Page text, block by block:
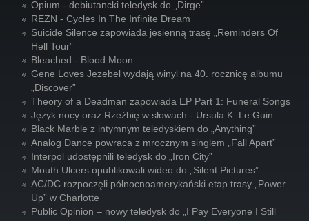
Opium - debiutancki teledysk do „Dirge”
REZN - Cycles In The Infinite Dream
Suicide Silence zapowiada jesienną trasę „Reminders Of
Hell Tour”
Bleached - Blood Moon
Gene Loves Jezebel wydają winyl na 40. rocznicę albumu
„Discover”
Theory of a Deadman zapowiada EP Part 1: Funeral Songs
Język nocy oraz Rzeźbię w słowach - Ursula K. Le Guin
Black Marble z intymnym teledyskiem do „Anything”
Analog Dance powraca z mrocznym singlem „Fall Apart”
Interpol udostępnili teledysk do „Iron City”
Mouth Ulcers opublikowali wideo do „Silent Pictures”
AC/DC rozpoczęli północnoamerykański etap trasy „Power
Up” w Charlotte
Public Opinion – nowy teledysk do „I Pay Everyone I Still